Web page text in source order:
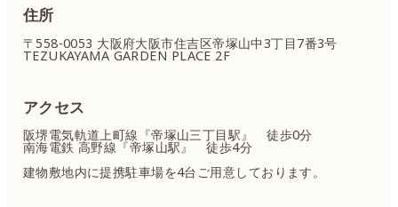
住所
〒558-0053 大阪府大阪市住吉区帝塚山中3丁目7番3号
TEZUKAYAMA GARDEN PLACE 2F
アクセス
阪堺電気軌道上町線『帝塚山三丁目駅』 徒歩0分
南海電鉄 高野線『帝塚山駅』 徒歩4分
建物敷地内に提携駐車場を4台ご用意しております。